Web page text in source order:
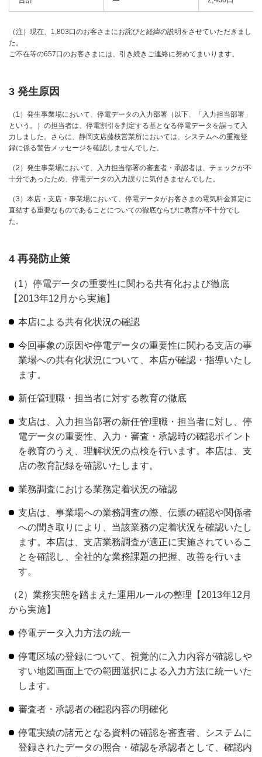
（注）現在、1,803口のお客さまにお詫びと経緯の説明をさせていただきまし
た。
ご不在等の657口のお客さまには、引き続きご連絡に努めてまいります。
3 発生原因
（1）発生事業場において、停電データの入力部署（以下、「入力担当部署」
という。）の担当者は、停電割引を判定する基となる停電データを誤って入
力しました。さらに、静岡支店藤枝営業所においては、システムへの重複登
録に係る警告メッセージを確認しませんでした。
（2）発生事業場において、入力担当部署の審査者・承認者は、チェックが不
十分であったため、停電データの入力誤りに気付きませんでした。
（3）本店・支店・事業場において、停電データがお客さまの電気料金算定に
直結する重要なものであることについての徹底ならびに教育が不十分でし
た。
4 再発防止策
（1）停電データの重要性に関わる共有化および徹底
【2013年12月から実施】
本店による共有化状況の確認
今回事象の原因や停電データの重要性に関わる支店の事
業場への共有化状況について、本店が確認・指導いたし
ます。
新任管理職・担当者に対する教育の徹底
支店は、入力担当部署の新任管理職・担当者に対し、停
電データの重要性、入力・審査・承認時の確認ポイント
を教育のうえ、理解状況の点検を行います。本店は、支
店の教育記録を確認いたします。
業務調査における業務定着状況の確認
支店は、事業場への業務調査の際、伝票の確認や関係者
への聞き取りにより、当該業務の定着状況を確認いたし
ます。本店は、支店業務調査が適正に実施されているこ
とを確認し、全社的な業務課題の把握、改善を行いま
す。
（2）業務実態を踏まえた運用ルールの整理【2013年12月
から実施】
停電データ入力方法の統一
停電区域の登録について、視覚的に入力内容が確認しや
すい地図画面上での範囲選択による入力方法に統一いた
します。
審査者・承認者の確認内容の明確化
停電実績の諸元となる資料の確認を審査者、システムに
登録されたデータの照合・確認を承認者として、確認内